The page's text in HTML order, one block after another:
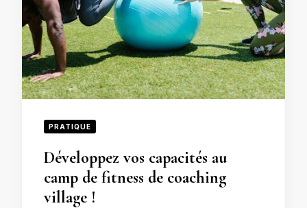
PRATIQUE
Développez vos capacités au
camp de fitness de coaching
village !